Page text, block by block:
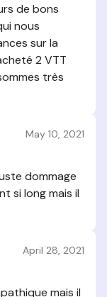
de bons
nous
sur la
2 VTT
très
May 10, 2021
dommage
si long mais il
April 28, 2021
mais il